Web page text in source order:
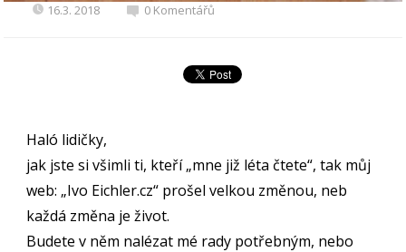
16.3. 2018 0 Komentářů
Haló lidičky,
jak jste si všimli ti, kteří „mne již léta čtete“, tak můj
web: „Ivo Eichler.cz“ prošel velkou změnou, neb
každá změna je život.
Budete v něm nalézat mé rady potřebným, nebo